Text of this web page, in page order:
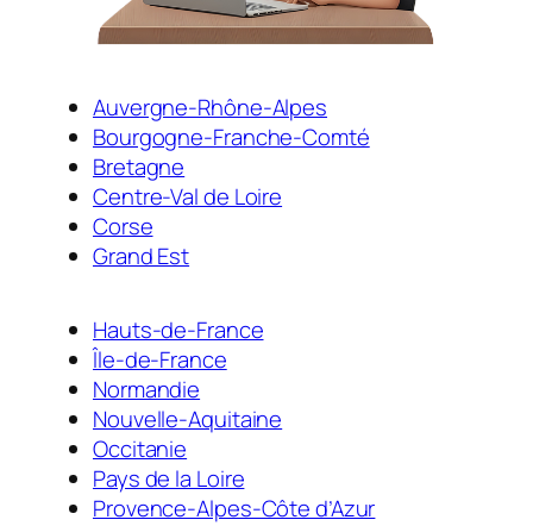
Auvergne-Rhône-Alpes
Bourgogne-Franche-Comté
Bretagne
Centre-Val de Loire
Corse
Grand Est
Hauts-de-France
Île-de-France
Normandie
Nouvelle-Aquitaine
Occitanie
Pays de la Loire
Provence-Alpes-Côte d’Azur